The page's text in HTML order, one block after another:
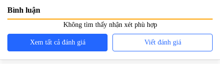
Bình luận
Không tìm thấy nhận xét phù hợp
Xem tất cả đánh giá Viết đánh giá